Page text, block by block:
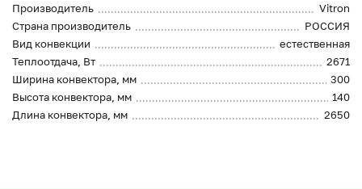
Производитель
Vitron
Страна производитель
РОССИЯ
Вид конвекции
естественная
Теплоотдача, Вт
2671
Ширина конвектора, мм
300
Высота конвектора, мм
140
Длина конвектора, мм
2650